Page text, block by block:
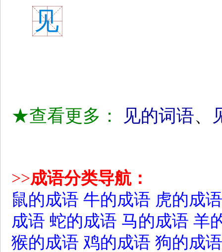
见
★查看更多： 见的词语、
>>成语分类导航：
鼠的成语 牛的成语 虎的成语
成语 蛇的成语 马的成语 羊
猴的成语 鸡的成语 狗的成语